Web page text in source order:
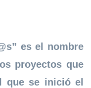
es el nombre
proyectos que
que se inició el